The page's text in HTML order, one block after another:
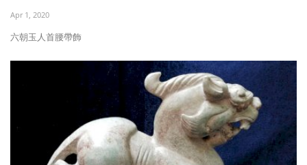
Apr 1, 2020
六朝玉人首腰帶飾